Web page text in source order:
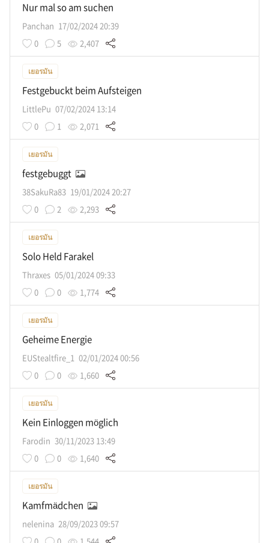
Nur mal so am suchen
Panchan 17/02/2024 20:39
0
5 2,407
เยอรมัน
Festgebuckt beim Aufsteigen
LittlePu 07/02/2024 13:14
0
1 2,071
เยอรมัน
festgebuggt
38SakuRa83 19/01/2024 20:27
0
2 2,293
เยอรมัน
Solo Held Farakel
Thraxes 05/01/2024 09:33
0
0 1,774
เยอรมัน
Geheime Energie
EUStealtfire_1 02/01/2024 00:56
0
0 1,660
เยอรมัน
Kein Einloggen möglich
Farodin 30/11/2023 13:49
0
0 1,640
เยอรมัน
Kamfmädchen
nelenina 28/09/2023 09:57